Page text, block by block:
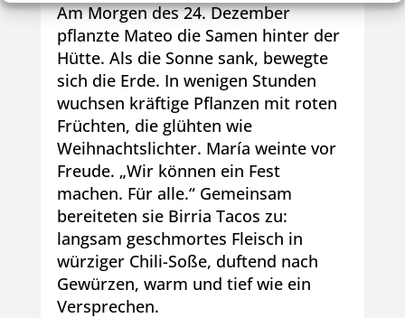
Am Morgen des 24. Dezember
pflanzte Mateo die Samen hinter der
Hütte. Als die Sonne sank, bewegte
sich die Erde. In wenigen Stunden
wuchsen kräftige Pflanzen mit roten
Früchten, die glühten wie
Weihnachtslichter. María weinte vor
Freude. „Wir können ein Fest
machen. Für alle.“ Gemeinsam
bereiteten sie Birria Tacos zu:
langsam geschmortes Fleisch in
würziger Chili-Soße, duftend nach
Gewürzen, warm und tief wie ein
Versprechen.